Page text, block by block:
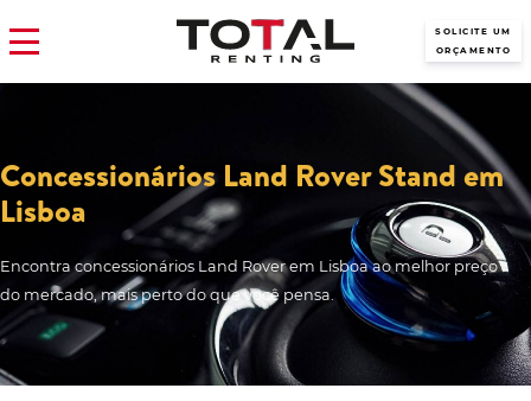
SOLICITE UM
ORÇAMENTO
Concessionários Land Rover Stand em
Lisboa
Encontra concessionários Land Rover em Lisboa ao melhor preço
do mercado, mais perto do que você pensa.